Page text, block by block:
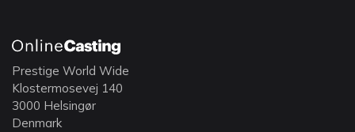
Prestige World Wide
Klostermosevej 140
3000 Helsingør
Denmark